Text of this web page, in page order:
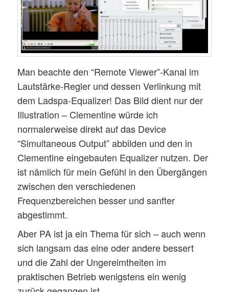
Man beachte den “Remote Viewer”-Kanal im
Lautstärke-Regler und dessen Verlinkung mit
dem Ladspa-Equalizer! Das Bild dient nur der
Illustration – Clementine würde ich
normalerweise direkt auf das Device
“Simultaneous Output” abbilden und den in
Clementine eingebauten Equalizer nutzen. Der
ist nämlich für mein Gefühl in den Übergängen
zwischen den verschiedenen
Frequenzbereichen besser und sanfter
abgestimmt.
Aber PA ist ja ein Thema für sich – auch wenn
sich langsam das eine oder andere bessert
und die Zahl der Ungereimtheiten im
praktischen Betrieb wenigstens ein wenig